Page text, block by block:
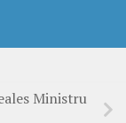
Ministru